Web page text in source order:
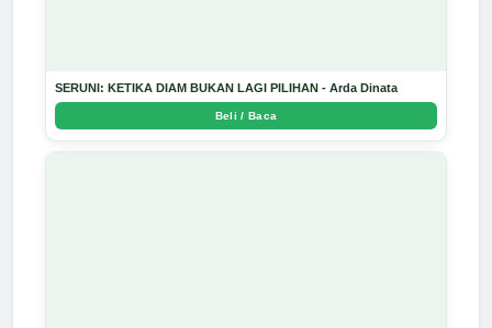
SERUNI: KETIKA DIAM BUKAN LAGI PILIHAN - Arda Dinata
Beli / Baca